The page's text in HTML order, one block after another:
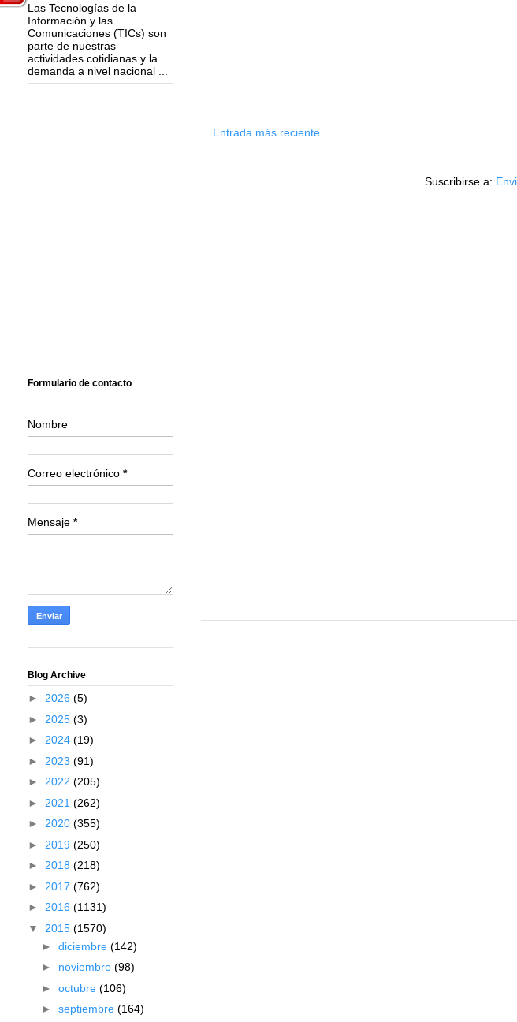
Entrada más reciente
Suscribirse a:
Las Tecnologías de la
Información y las
Comunicaciones (TICs) son
parte de nuestras
actividades cotidianas y la
demanda a nivel nacional ...
Formulario de contacto
Nombre
Correo electrónico *
Mensaje *
Blog Archive
► 2026 (5)
► 2025 (3)
► 2024 (19)
► 2023 (91)
► 2022 (205)
► 2021 (262)
► 2020 (355)
► 2019 (250)
► 2018 (218)
► 2017 (762)
► 2016 (1131)
▼ 2015 (1570)
► diciembre (142)
► noviembre (98)
► octubre (106)
► septiembre (164)